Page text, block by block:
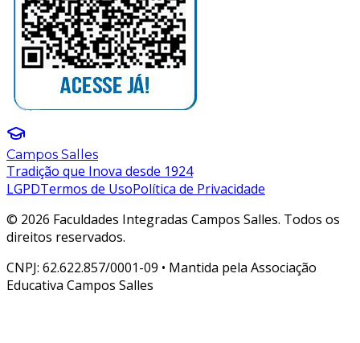
Campos Salles
Tradição que Inova desde 1924
LGPDTermos de UsoPolítica de Privacidade
© 2026 Faculdades Integradas Campos Salles. Todos os
direitos reservados.
CNPJ: 62.622.857/0001-09 • Mantida pela Associação
Educativa Campos Salles